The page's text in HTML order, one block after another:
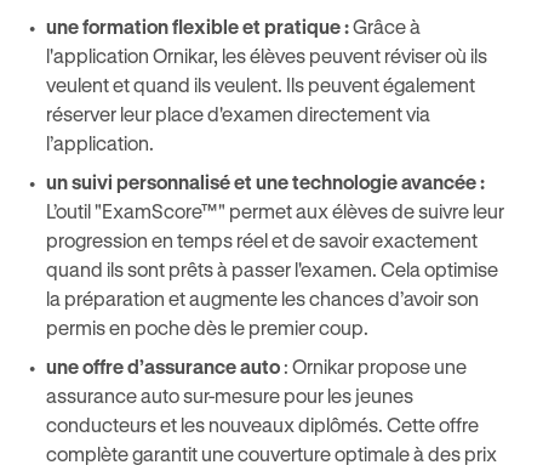
une formation flexible et pratique :Grâce à
l'application Ornikar, les élèves peuvent réviser où ils
veulent et quand ils veulent. Ils peuvent également
réserver leur place d'examen directement via
l’application.
un suivi personnalisé et une technologie avancée :
L’outil "ExamScore™" permet aux élèves de suivre leur
progression en temps réel et de savoir exactement
quand ils sont prêts à passer l'examen​. Cela optimise
la préparation et augmente les chances d’avoir son
permis en poche dès le premier coup.
une offre d’assurance auto : Ornikar propose une
assurance auto sur-mesure pour les jeunes
conducteurs et les nouveaux diplômés. Cette offre
complète garantit une couverture optimale à des prix